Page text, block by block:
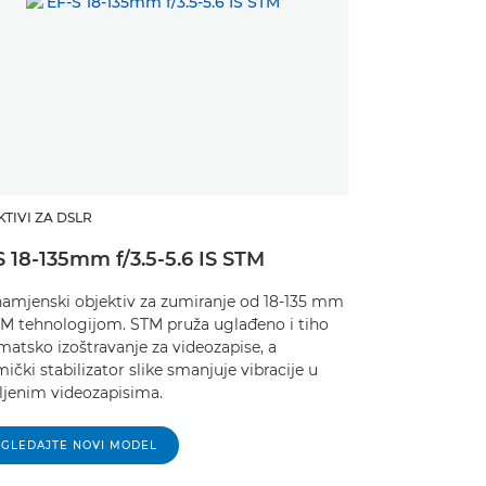
ZA DSLR
18-135mm f/3.5-5.6 IS STM
objektiv za zumiranje od 18-135 mm
tehnologijom. STM pruža uglađeno i tiho
izoštravanje za videozapise, a
stabilizator slike smanjuje vibracije u
videozapisima.
NOVI MODEL